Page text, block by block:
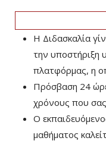
Η Διδασκαλία
την υποστήριξη
πλατφόρμας, η
Πρόσβαση 24
χρόνους που σας
Ο
μαθήματος